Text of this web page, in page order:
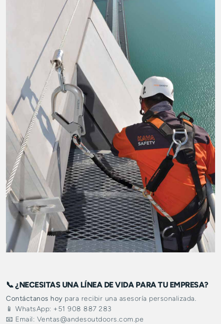
📞 ¿NECESITAS UNA LÍNEA DE VIDA PARA TU EMPRESA?
Contáctanos hoy para recibir una asesoría personalizada.
📱 WhatsApp: +51 908 887 283
📧 Email: Ventas@andesoutdoors.com.pe